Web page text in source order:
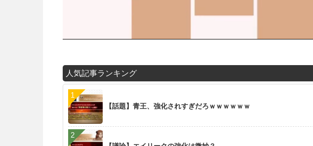
人気記事ランキング
【話題】青王、強化されすぎだろｗｗｗｗｗｗ